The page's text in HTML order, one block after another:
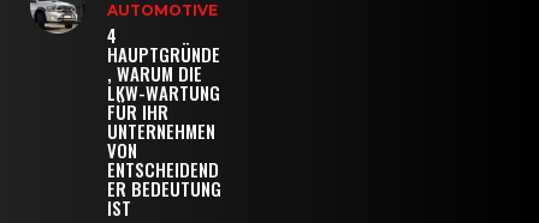
AUTOMOTIVE
4
HAUPTGRÜNDE
, WARUM DIE
LKW-WARTUNG
FÜR IHR
UNTERNEHMEN
VON
ENTSCHEIDEND
ER BEDEUTUNG
IST